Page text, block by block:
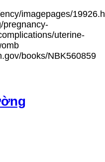
imagepages/
pregnancy-
uterine-
books/NBK560859